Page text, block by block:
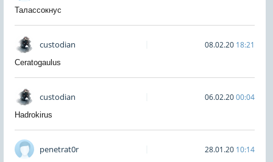
Талассокнус
custodian 08.02.20 18:21
Ceratogaulus
custodian 06.02.2000:04
Hadrokirus
penetrat0r 28.01.20 10:14